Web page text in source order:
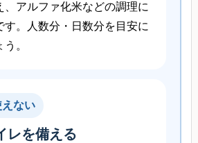
、アルファ化米などの調理に
す。人数分・日数分を目安に
。
えない
レを備える